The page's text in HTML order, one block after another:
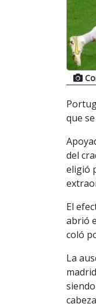
que
del
eligió
El
abrió
coló
La